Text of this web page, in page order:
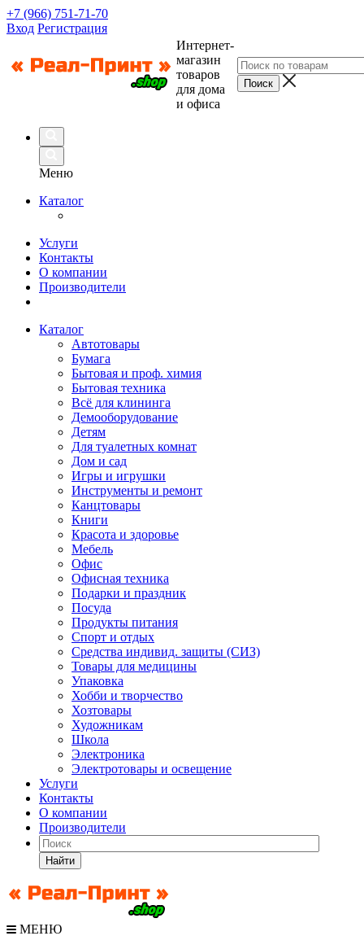
+7 (966) 751-71-70
Вход Регистрация
Интернет-
магазин
товаров
для дома
и офиса
Меню
Каталог
Услуги
Контакты
О компании
Производители
Каталог
Автотовары
Бумага
Бытовая и проф. химия
Бытовая техника
Всё для клининга
Демооборудование
Детям
Для туалетных комнат
Дом и сад
Игры и игрушки
Инструменты и ремонт
Канцтовары
Книги
Красота и здоровье
Мебель
Офис
Офисная техника
Подарки и праздник
Посуда
Продукты питания
Спорт и отдых
Средства индивид. защиты (СИЗ)
Товары для медицины
Упаковка
Хобби и творчество
Хозтовары
Художникам
Школа
Электроника
Электротовары и освещение
Услуги
Контакты
О компании
Производители
Найти
МЕНЮ